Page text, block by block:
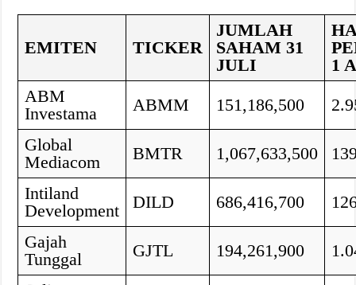
EMITEN TICKER
JUMLAH
SAHAM 31
JULI
1
ABM
Investama
ABMM 151,186,500
Global
Mediacom
BMTR 1,067,633,500
Intiland
Development
DILD 686,416,700
Gajah
Tunggal
GJTL 194,261,900